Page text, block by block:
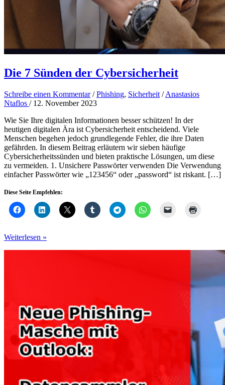
Die 7 Sünden der Cybersicherheit
Schreibe einen Kommentar /Phishing, Sicherheit /Anastasios
Ntaflos / 12. November 2023
Wie Sie Ihre digitalen Informationen besser schützen! In der
heutigen digitalen Ära ist Cybersicherheit entscheidend. Viele
Menschen begehen jedoch grundlegende Fehler, die ihre Daten
gefährden. In diesem Beitrag erläutern wir sieben häufige
Cybersicherheitssünden und bieten praktische Lösungen, um diese
zu vermeiden. 1. Unsichere Passwörter verwenden Die Verwendung
einfacher Passwörter wie „123456“ oder „password“ ist riskant. […]
Diese Seite Empfehlen:
Die
Weiterlesen »